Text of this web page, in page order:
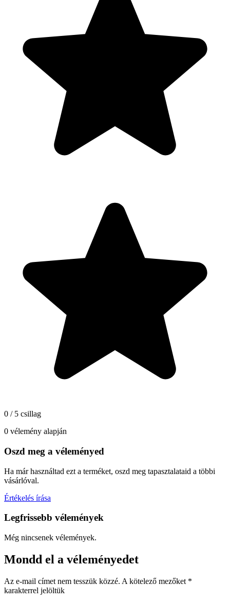
0 / 5 csillag
0 vélemény alapján
Oszd meg a véleményed
Ha már használtad ezt a terméket, oszd meg tapasztalataid a többi
vásárlóval.
Értékelés írása
Legfrissebb vélemények
Még nincsenek vélemények.
Mondd el a véleményedet
Az e-mail címet nem tesszük közzé. A kötelező mezőket *
karakterrel jelöltük